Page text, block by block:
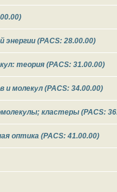
(PACS: 28.00.00)
теория (PACS: 31.00.00)
молекул (PACS: 34.00.00)
кластеры (PACS:
оптика (PACS: 41.00.00)